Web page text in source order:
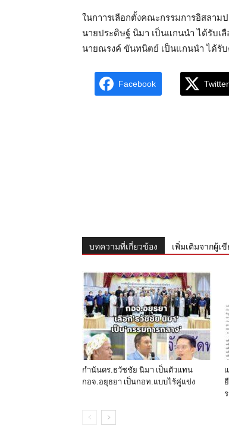
ในกาารเลือกตั้งคณะกรรมการอิสลา
นายประดิษฐ์ นิมา เป็นแกนนำ ได้รับเ
นายณรงค์ ขันทนิตย์ เป็นแกนนำ ได้รั
Facebook Twitter
บทความที่เกี่ยวข้อง เพิ่มเติมจากผู้เ
กำนันดร.ธวัชชัย นิมา เป็นตัวแทน
กอจ.อยุธยา เป็นกอท.แบบไร้คู่แข่ง